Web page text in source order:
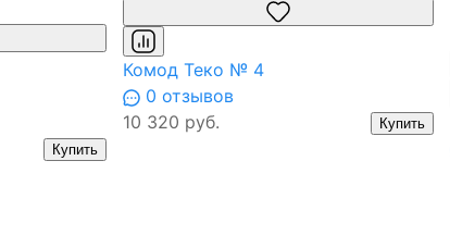
Купить
Комод Теко № 4
0 отзывов
10 320 руб.
Купить